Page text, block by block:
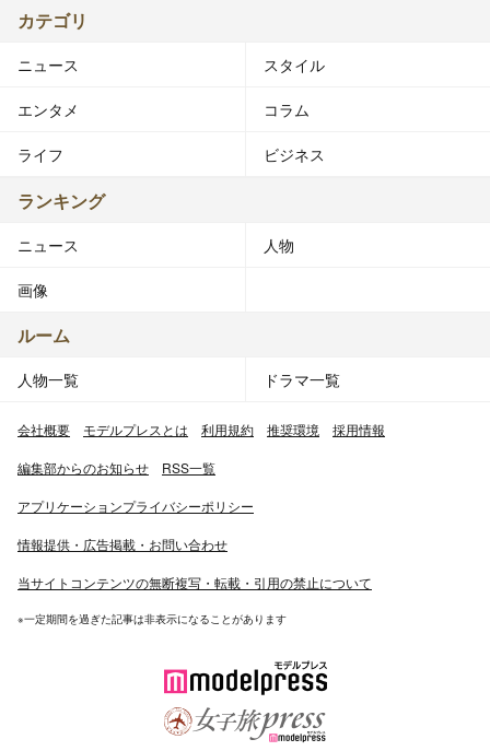
カテゴリ
ニュース スタイル
エンタメ コラム
ライフ ビジネス
ランキング
ニュース 人物
画像
ルーム
人物一覧 ドラマ一覧
会社概要 モデルプレスとは 利用規約 推奨環境 採用情報
編集部からのお知らせ RSS一覧
アプリケーションプライバシーポリシー
情報提供・広告掲載・お問い合わせ
当サイトコンテンツの無断複写・転載・引用の禁止について
※一定期間を過ぎた記事は非表示になることがあります